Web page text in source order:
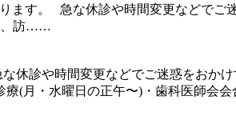
す。 急な休診や時間変更などでご
、訪……
休診や時間変更などでご迷惑をおか
(月・水曜日の正午〜)・歯科医師会会